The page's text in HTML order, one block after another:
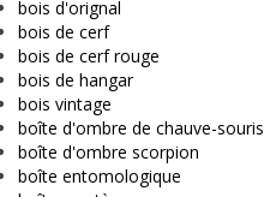
bois d'orignal
bois de cerf
bois de cerf rouge
bois de hangar
bois vintage
boîte d'ombre de chauve-souris
boîte d'ombre scorpion
boîte entomologique